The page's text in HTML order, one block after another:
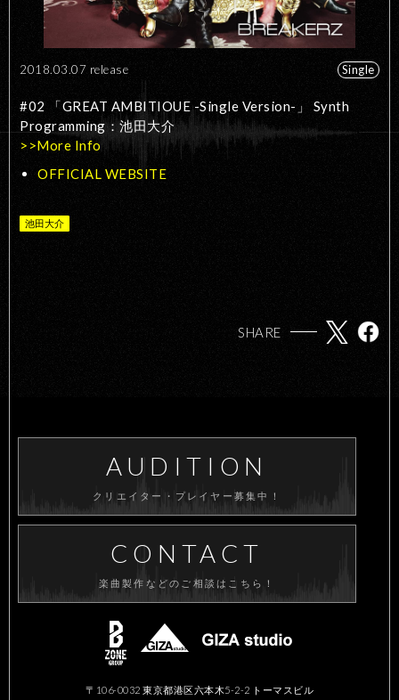
2018.03.07 release Single
#02 「GREAT AMBITIOUE -Single Version-」 Synth
Programming：池田大介
>>More Info
OFFICIAL WEBSITE
池田大介
SHARE
〒106-0032 東京都港区六本木5-2-2 トーマスビル
AUDITION
クリエイター・プレイヤー募集中！
CONTACT
楽曲製作などのご相談はこちら！